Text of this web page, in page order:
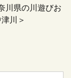
川県の川遊びお
川＞